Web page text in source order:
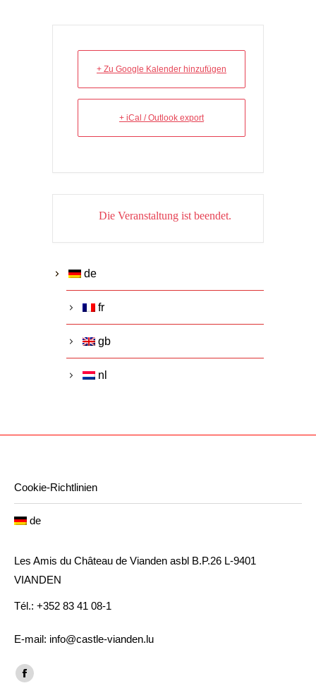
+ Zu Google Kalender hinzufügen
+ iCal / Outlook export
Die Veranstaltung ist beendet.
de
fr
gb
nl
Cookie-Richtlinien
de
Les Amis du Château de Vianden asbl B.P.26 L-9401
VIANDEN
Tél.: +352 83 41 08-1
E-mail: info@castle-vianden.lu
Finden Sie uns auf:
Facebook